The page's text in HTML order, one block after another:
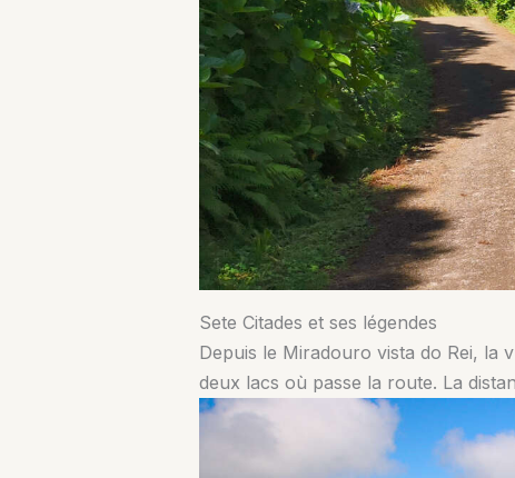
Sete Citades et ses légendes
Depuis le Miradouro vista do Rei, la
deux lacs où passe la route. La